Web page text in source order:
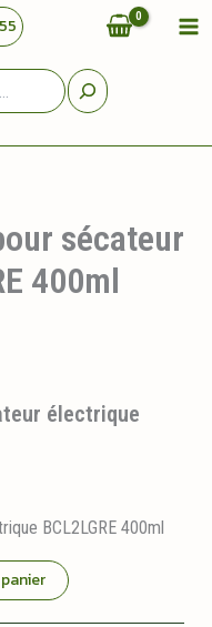
sécateur
400ml
électrique
BCL2LGRE 400ml